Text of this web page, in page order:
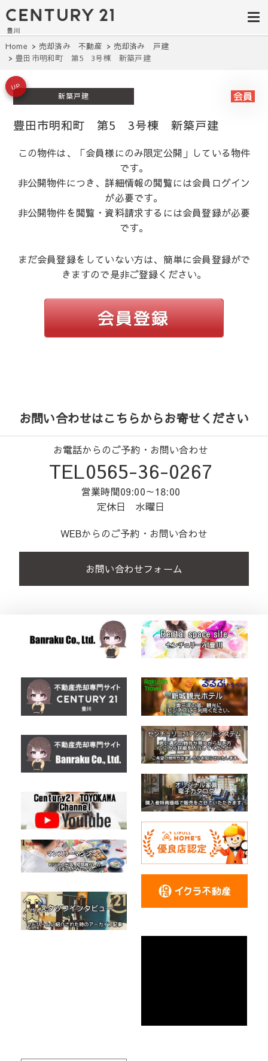
豊田市の中古
住宅・土地・
リノベ物件探
し｜センチュ
リー21豊川
建て・土地探しはセンチュリー21豊
川へ。豊田市内の最新物件情報を随
時更新中！駅近、建築条件無し、ペ
ット可、学区別など、お客様のこだ
わり条件に合わせて理想の物件を簡
Home 売却済み 不動産
売却済み 戸建
豊田市明和町 第5 3号棟 新築戸建
新築戸建
豊田市明和町 第5 3号棟 新築戸建
UP
この物件は、「会員様にのみ限定公開」している物件
です。
非公開物件につき、詳細情報の閲覧には会員ログイン
が必要です。
非公開物件を閲覧・資料請求するには会員登録が必要
です。
まだ会員登録をしていない方は、簡単に会員登録がで
きますので是非ご登録ください。
お問い合わせはこちらからお寄せください
お電話からのご予約・お問い合わせ
TEL0565-36-0267
営業時間09:00～18:00
定休日 水曜日
WEBからのご予約・お問い合わせ
お問い合わせフォーム